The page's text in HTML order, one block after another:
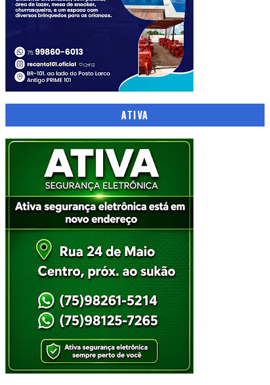
ATIVA